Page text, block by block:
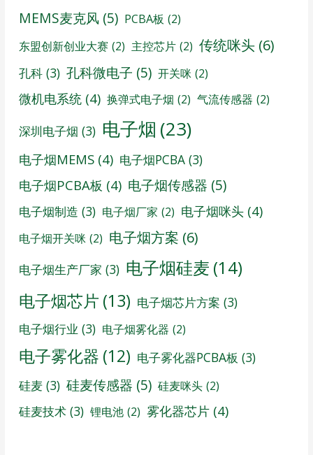
MEMS麦克风 (5) PCBA板 (2)
东盟创新创业大赛 (2) 主控芯片 (2) 传统咪头 (6)
孔科 (3) 孔科微电子 (5) 开关咪 (2)
微机电系统 (4) 换弹式电子烟 (2) 气流传感器 (2)
深圳电子烟 (3) 电子烟 (23)
电子烟MEMS (4) 电子烟PCBA (3)
电子烟PCBA板 (4) 电子烟传感器 (5)
电子烟制造 (3) 电子烟厂家 (2) 电子烟咪头 (4)
电子烟开关咪 (2) 电子烟方案 (6)
电子烟生产厂家 (3) 电子烟硅麦 (14)
电子烟芯片 (13) 电子烟芯片方案 (3)
电子烟行业 (3) 电子烟雾化器 (2)
电子雾化器 (12) 电子雾化器PCBA板 (3)
硅麦 (3) 硅麦传感器 (5) 硅麦咪头 (2)
硅麦技术 (3) 锂电池 (2) 雾化器芯片 (4)